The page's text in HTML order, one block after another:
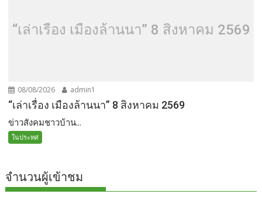
“เล่าเรื่อง เมืองล้านนา” 8 สิงหาคม 2569
08/08/2026 admin1
“เล่าเรื่อง เมืองล้านนา” 8 สิงหาคม 2569
ข่าวสังคมชาวบ้าน...
ในประทศ
จำนวนผู้เข้าชม